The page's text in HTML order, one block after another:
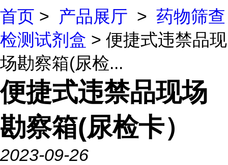
首页 > 产品展厅 > 药物筛查
检测试剂盒 > 便捷式违禁品现
场勘察箱(尿检...
便捷式违禁品现场
勘察箱(尿检卡）
2023-09-26